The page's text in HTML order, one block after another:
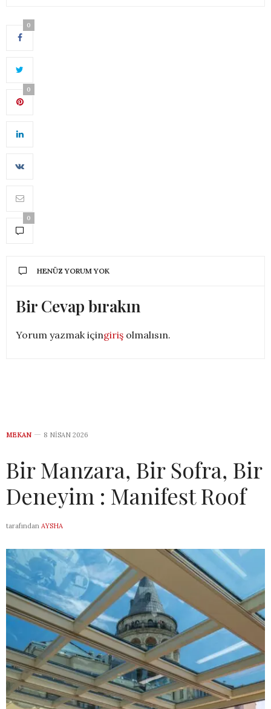
0
0
0
HENÜZ YORUM YOK
Bir Cevap bırakın
Yorum yazmak içingiriş olmalısın.
MEKAN 8 NISAN 2026
Bir Manzara, Bir Sofra, Bir
Deneyim : Manifest Roof
tarafından AYSHA